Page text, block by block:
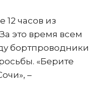
12 часов из
это время всем
бортпроводники
«Берите
–